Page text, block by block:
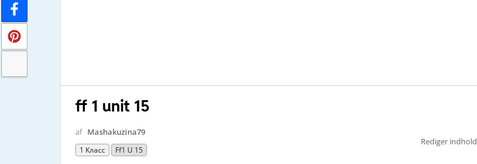
ff 1 unit 15
af Mashakuzina79
1 Класс Ff1 U 15
Rediger indhold